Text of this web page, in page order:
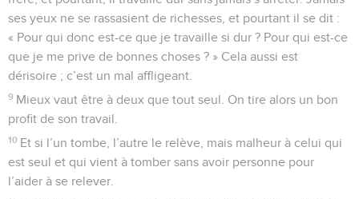
ses yeux ne se rassasient de richesses, et pourtant il se dit :
« Pour qui donc est-ce que je travaille si dur ? Pour qui est-ce
que je me prive de bonnes choses ? » Cela aussi est
dérisoire ; c’est un mal affligeant.
9 Mieux vaut être à deux que tout seul. On tire alors un bon
profit de son travail.
10 Et si l’un tombe, l’autre le relève, mais malheur à celui qui
est seul et qui vient à tomber sans avoir personne pour
l’aider à se relever.